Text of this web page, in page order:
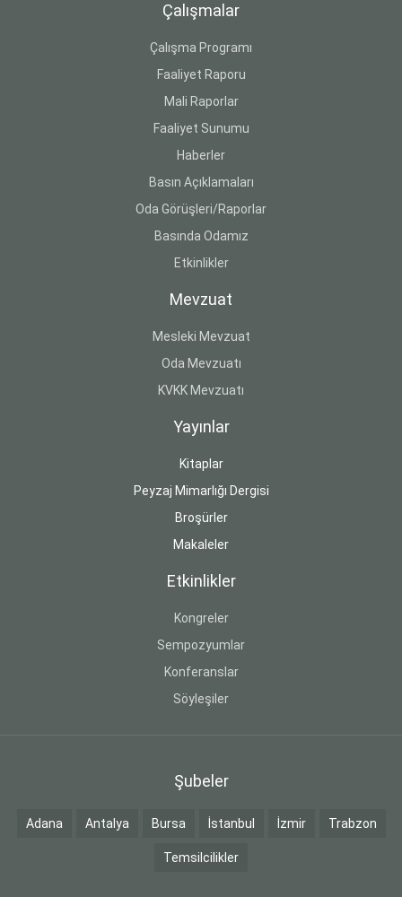
Çalışmalar
Çalışma Programı
Faaliyet Raporu
Mali Raporlar
Faaliyet Sunumu
Haberler
Basın Açıklamaları
Oda Görüşleri/Raporlar
Basında Odamız
Etkinlikler
Mevzuat
Mesleki Mevzuat
Oda Mevzuatı
KVKK Mevzuatı
Yayınlar
Kitaplar
Peyzaj Mimarlığı Dergisi
Broşürler
Makaleler
Etkinlikler
Kongreler
Sempozyumlar
Konferanslar
Söyleşiler
Şubeler
Adana Antalya Bursa İstanbul İzmir Trabzon
Temsilcilikler